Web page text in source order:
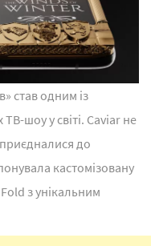
став одним із
шоу у світі. Caviar не
до
кастомізовану
з унікальним